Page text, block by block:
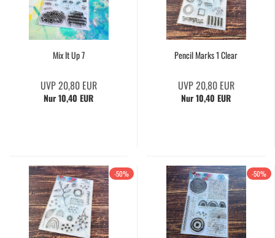
Mix It Up 7
UVP 20,80 EUR
Nur 10,40 EUR
Pencil Marks 1 Clear
UVP 20,80 EUR
Nur 10,40 EUR
-50% -50%